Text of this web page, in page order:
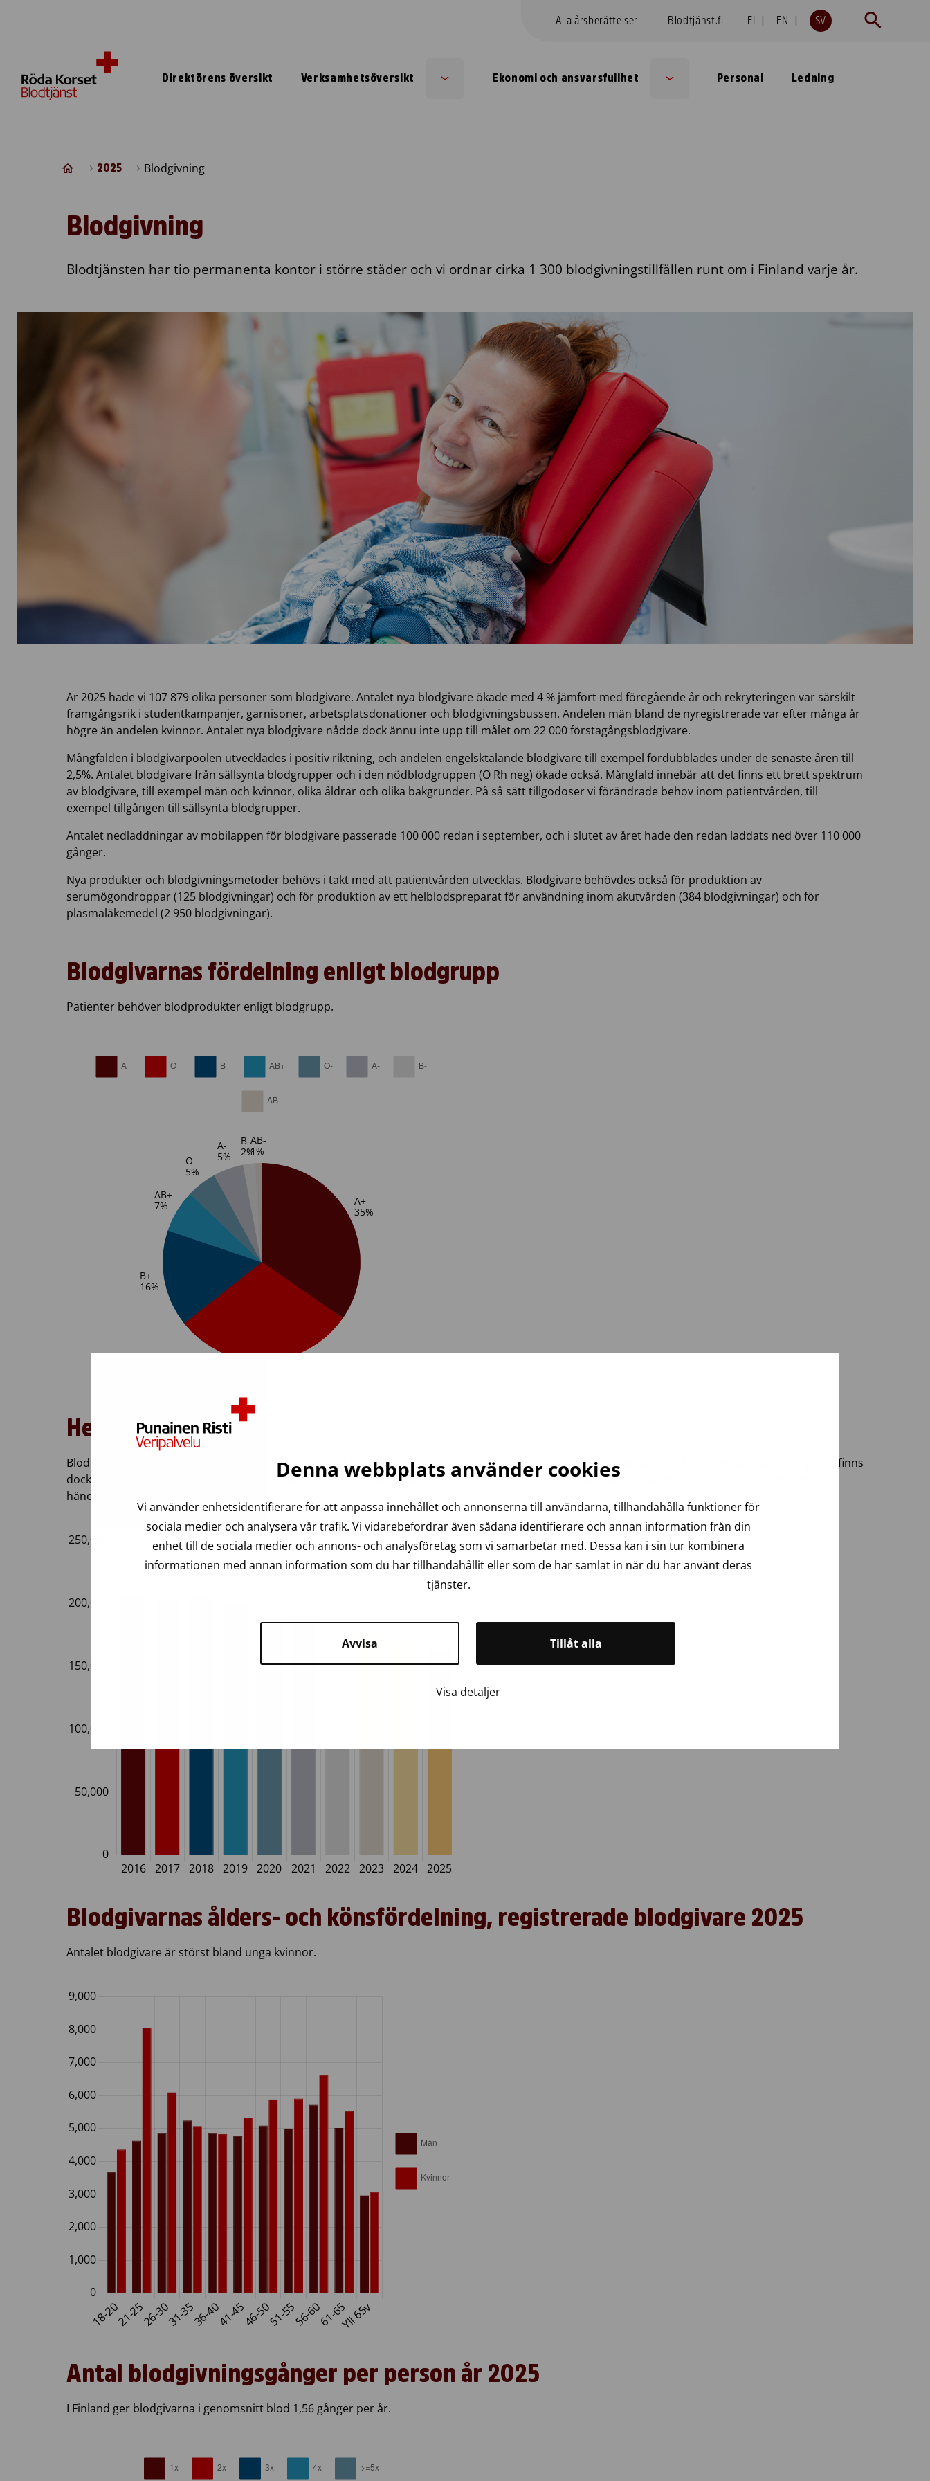
Denna webbplats använder cookies
Vi använder enhetsidentifierare för att anpassa innehållet och annonserna till användarna, tillhandahålla funktioner för
sociala medier och analysera vår trafik. Vi vidarebefordrar även sådana identifierare och annan information från din
enhet till de sociala medier och annons- och analysföretag som vi samarbetar med. Dessa kan i sin tur kombinera
informationen med annan information som du har tillhandahållit eller som de har samlat in när du har använt deras
tjänster.
Avvisa Tillåt alla
Visa detaljer
Alla årsberättelser Blodtjänst.fi FI EN SV
Direktörens översikt Verksamhetsöversikt Ekonomi och ansvarsfullhet Personal Ledning
2025 Blodgivning
Blodgivning
Blodtjänsten har tio permanenta kontor i större städer och vi ordnar cirka 1 300 blodgivningstillfällen runt om i Finland varje år.
År 2025 hade vi 107 879 olika personer som blodgivare. Antalet nya blodgivare ökade med 4 % jämfört med föregående år och rekryteringen var särskilt
framgångsrik i studentkampanjer, garnisoner, arbetsplatsdonationer och blodgivningsbussen. Andelen män bland de nyregistrerade var efter många år
högre än andelen kvinnor. Antalet nya blodgivare nådde dock ännu inte upp till målet om 22 000 förstagångsblodgivare.
Mångfalden i blodgivarpoolen utvecklades i positiv riktning, och andelen engelsktalande blodgivare till exempel fördubblades under de senaste åren till
2,5%. Antalet blodgivare från sällsynta blodgrupper och i den nödblodgruppen (O Rh neg) ökade också. Mångfald innebär att det finns ett brett spektrum
av blodgivare, till exempel män och kvinnor, olika åldrar och olika bakgrunder. På så sätt tillgodoser vi förändrade behov inom patientvården, till
exempel tillgången till sällsynta blodgrupper.
Antalet nedladdningar av mobilappen för blodgivare passerade 100 000 redan i september, och i slutet av året hade den redan laddats ned över 110 000
gånger.
Nya produkter och blodgivningsmetoder behövs i takt med att patientvården utvecklas. Blodgivare behövdes också för produktion av
serumögondroppar (125 blodgivningar) och för produktion av ett helblodspreparat för användning inom akutvården (384 blodgivningar) och för
plasmaläkemedel (2 950 blodgivningar).
Blodgivarnas fördelning enligt blodgrupp
Patienter behöver blodprodukter enligt blodgrupp.
Helblodsgivning
Blod samlas in utgående från sjukhusens behov. I takt med att användningen av blodprodukter minskar, minskar också behovet av blodgivning. Det finns
dock ett ständigt behov av nya blodgivare eftersom den nuvarande blodgivarpoolen är för liten för att säkerställa ett tillräckligt antal blodgivare i
händelse av en allvarlig nödsituation.
Blodgivarnas ålders- och könsfördelning, registrerade blodgivare 2025
Antalet blodgivare är störst bland unga kvinnor.
Antal blodgivningsgånger per person år 2025
I Finland ger blodgivarna i genomsnitt blod 1,56 gånger per år.